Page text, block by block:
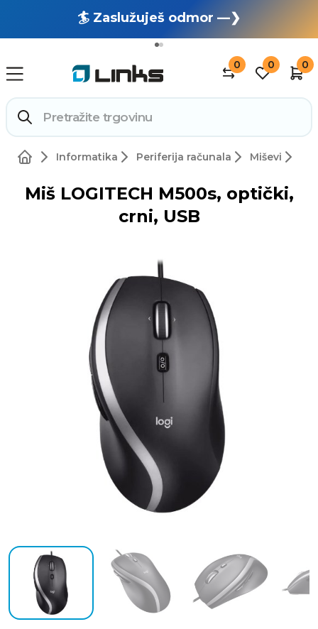
🏄 Zaslužuješ odmor —❯
🔥 OUTLET: TOTALNA RASPRODAJA —❯
0 0 0
Informatika Periferija računala Miševi
Miš LOGITECH M500s, optički,
crni, USB